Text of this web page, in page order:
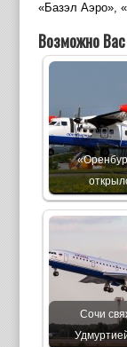
«Базэл Аэро»,
Возможно
Сочи